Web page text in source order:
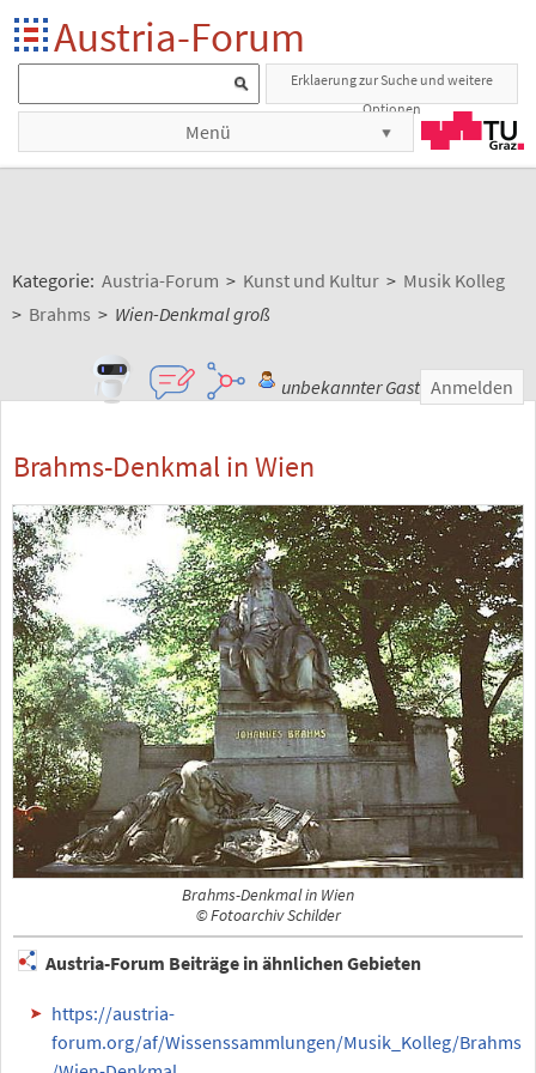
Austria-Forum
Erklaerung zur Suche und weitere
Optionen
Menü
Kategorie: Austria-Forum > Kunst und Kultur > Musik Kolleg
> Brahms > Wien-Denkmal groß
unbekannter Gast Anmelden
Brahms-Denkmal in Wien
Brahms-Denkmal in Wien
© Fotoarchiv Schilder
Austria-Forum Beiträge in ähnlichen Gebieten
https://austria-
forum.org/af/Wissenssammlungen/Musik_Kolleg/Brahms